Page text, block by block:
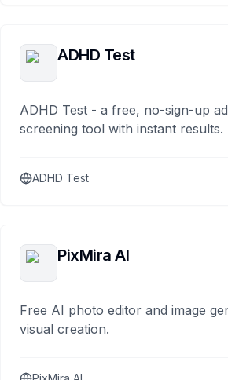
ADHD Test
ADHD Test - a free, no-sign-up
screening tool with instant results.
ADHD Test
PixMira AI
Free AI photo editor and image
visual creation.